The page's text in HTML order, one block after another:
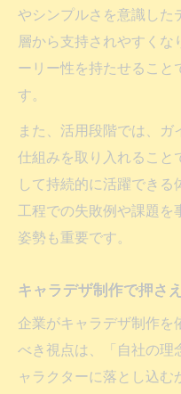
やシンプルさを意識した
層から支持されやすくな
ーリー性を持たせること
す。
また、活用段階では、ガ
仕組みを取り入れること
して持続的に活躍でき
工程での失敗例や課題を
姿勢も重要です。
キャラデザ制作で押さ
企業がキャラデザ制作を
べき視点は、「自社の理
ャラクターに落とし込む